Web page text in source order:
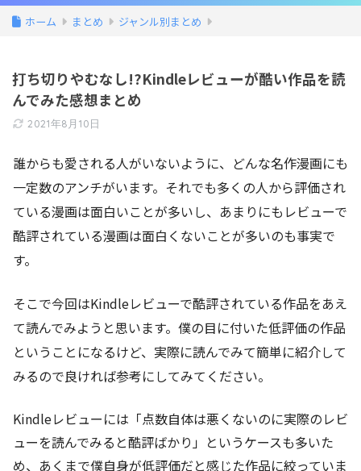
ホーム まとめ ジャンル別まとめ
打ち切りやむなし!?Kindleレビューが酷い作品を読
んでみた感想まとめ
2021年8月10日
誰からも愛される人がいないように、どんな名作漫画にも
一定数のアンチがいます。それでも多くの人から評価され
ている漫画は面白いことが多いし、あまりにもレビューで
酷評されている漫画は面白くないことが多いのも事実で
す。
そこで今回はKindleレビューで酷評されている作品をあえ
て読んでみようと思います。僕の目に付いた低評価の作品
ということになるけど、実際に読んでみて簡単に紹介して
みるので良ければ参考にしてみてください。
Kindleレビューには「点数自体は悪くないのに実際のレビ
ューを読んでみると酷評ばかり」というケースも多いた
め、あくまで僕自身が低評価だと感じた作品に絞っていま